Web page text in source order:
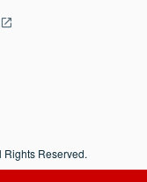
Rights Reserved.